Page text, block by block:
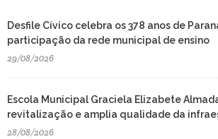
Desfile Cívico celebra os 378 anos de
participação da rede municipal de ensino
29/08/2026
Escola Municipal Graciela Elizabete
revitalização e amplia qualidade da
28/08/2026